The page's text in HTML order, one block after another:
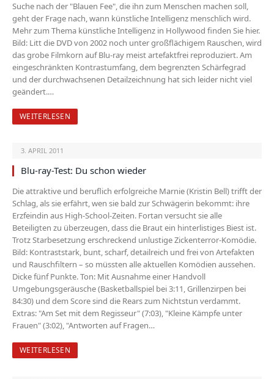
Suche nach der "Blauen Fee", die ihn zum Menschen machen soll,
geht der Frage nach, wann künstliche Intelligenz menschlich wird.
Mehr zum Thema künstliche Intelligenz in Hollywood finden Sie hier.
Bild: Litt die DVD von 2002 noch unter großflächigem Rauschen, wird
das grobe Filmkorn auf Blu-ray meist artefaktfrei reproduziert. Am
eingeschränkten Kontrastumfang, dem begrenzten Schärfegrad
und der durchwachsenen Detailzeichnung hat sich leider nicht viel
geändert.…
WEITERLESEN
3. APRIL 2011
Blu-ray-Test: Du schon wieder
Die attraktive und beruflich erfolgreiche Marnie (Kristin Bell) trifft der
Schlag, als sie erfährt, wen sie bald zur Schwägerin bekommt: ihre
Erzfeindin aus High-School-Zeiten. Fortan versucht sie alle
Beteiligten zu überzeugen, dass die Braut ein hinterlistiges Biest ist.
Trotz Starbesetzung erschreckend unlustige Zickenterror-Komödie.
Bild: Kontraststark, bunt, scharf, detailreich und frei von Arte­fakten
und Rauschfiltern – so müssten alle aktuellen Komödien aussehen.
Dicke fünf Punkte. Ton: Mit Ausnahme einer Handvoll
Umgebungsgeräusche (Basketballspiel bei 3:11, Grillenzirpen bei
84:30) und dem Score sind die Rears zum Nichtstun verdammt.
Extras: "Am Set mit dem Regisseur" (7:03), "Kleine Kämpfe unter
Frauen" (3:02), "Antworten auf Fragen…
WEITERLESEN